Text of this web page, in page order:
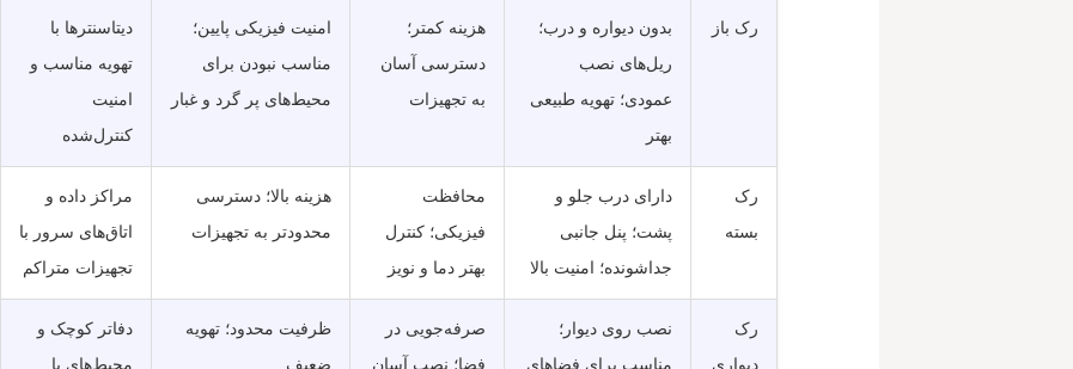
رک باز
بدون دیواره و درب؛
ریل‌های نصب
عمودی؛ تهویه طبیعی
بهتر
هزینه کمتر؛
دسترسی آسان
به تجهیزات
امنیت فیزیکی پایین؛
مناسب نبودن برای
محیط‌های پر گرد و غبار
دیتاسنترها با
تهویه مناسب و
امنیت
کنترل‌شده
رک
بسته
دارای درب جلو و
پشت؛ پنل جانبی
جداشونده؛ امنیت بالا
محافظت
فیزیکی؛ کنترل
بهتر دما و نویز
هزینه بالا؛ دسترسی
محدودتر به تجهیزات
مراکز داده و
اتاق‌های سرور با
تجهیزات متراکم
رک
دیواری
نصب روی دیوار؛
مناسب برای فضاهای
صرفه‌جویی در
فضا؛ نصب آسان
ظرفیت محدود؛ تهویه
ضعیف
دفاتر کوچک و
محیط‌های با